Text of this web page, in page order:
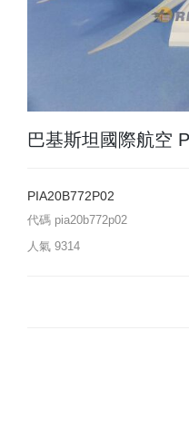
巴基斯坦國際航空
PIA20B772P02
代碼 pia20b772p02
人氣 9314